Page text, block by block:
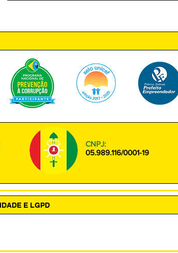
CNPJ:
05.989.116/0001-19
E LGPD